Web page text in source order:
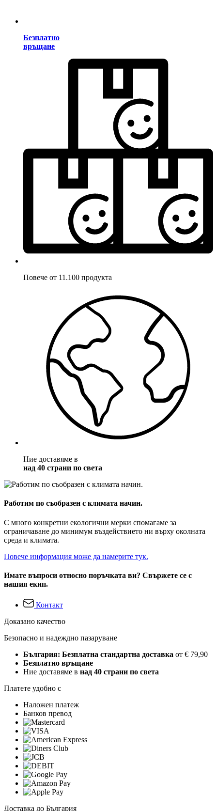
Безплатно
връщане
Повече от 11.100 продукта
Ние доставяме в
над 40 страни по света
Работим по съобразен с климата начин.
С много конкретни екологични мерки спомагаме за
ограничаване до минимум въздействието ни върху околната
среда и климата.
Повече информация може да намерите тук.
Имате въпроси относно поръчката ви? Свържете се с
нашия екип.
Контакт
Доказано качество
Безопасно и надеждно пазаруване
България: Безплатна стандартна доставка от € 79,90
Безплатно връщане
Ние доставяме в над 40 страни по света
Платете удобно с
Наложен платеж
Банков превод
Доставка до България